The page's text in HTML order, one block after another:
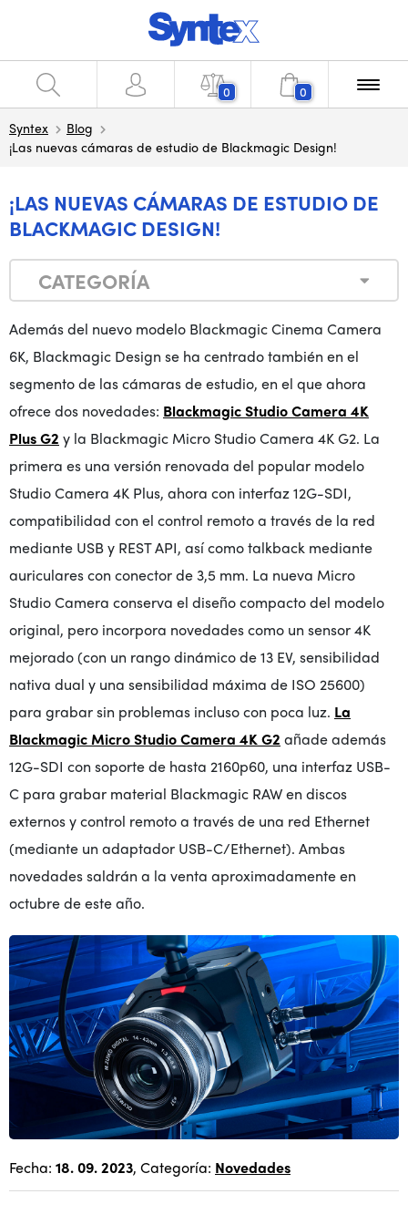
0 0
Syntex
Blog
¡Las nuevas cámaras de estudio de Blackmagic Design!
¡LAS NUEVAS CÁMARAS DE ESTUDIO DE
BLACKMAGIC DESIGN!
CATEGORÍA
Además del nuevo modelo Blackmagic Cinema Camera
6K, Blackmagic Design se ha centrado también en el
segmento de las cámaras de estudio, en el que ahora
ofrece dos novedades: Blackmagic Studio Camera 4K
Plus G2 y la Blackmagic Micro Studio Camera 4K G2. La
primera es una versión renovada del popular modelo
Studio Camera 4K Plus, ahora con interfaz 12G-SDI,
compatibilidad con el control remoto a través de la red
mediante USB y REST API, así como talkback mediante
auriculares con conector de 3,5 mm. La nueva Micro
Studio Camera conserva el diseño compacto del modelo
original, pero incorpora novedades como un sensor 4K
mejorado (con un rango dinámico de 13 EV, sensibilidad
nativa dual y una sensibilidad máxima de ISO 25600)
para grabar sin problemas incluso con poca luz. La
Blackmagic Micro Studio Camera 4K G2 añade además
12G-SDI con soporte de hasta 2160p60, una interfaz USB-
C para grabar material Blackmagic RAW en discos
externos y control remoto a través de una red Ethernet
(mediante un adaptador USB-C/Ethernet). Ambas
novedades saldrán a la venta aproximadamente en
octubre de este año.
Fecha: 18. 09. 2023, Categoría: Novedades